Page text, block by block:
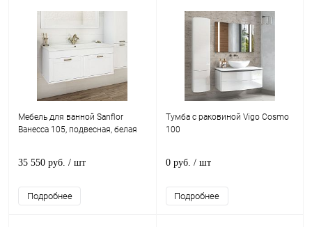
Мебель для ванной Sanflor
Ванесса 105, подвесная, белая
35 550 руб. / шт
Подробнее
Тумба с раковиной Vigo Cosmo
100
0 руб. / шт
Подробнее